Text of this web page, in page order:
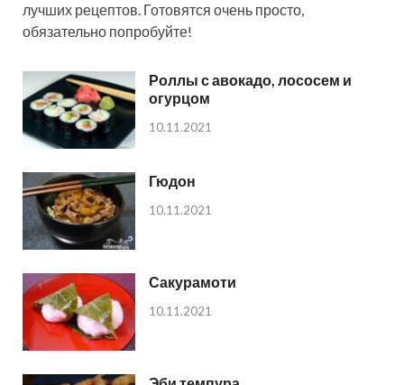
лучших рецептов. Готовятся очень просто,
обязательно попробуйте!
Роллы с авокадо, лососем и
огурцом
10.11.2021
Гюдон
10.11.2021
Сакурамоти
10.11.2021